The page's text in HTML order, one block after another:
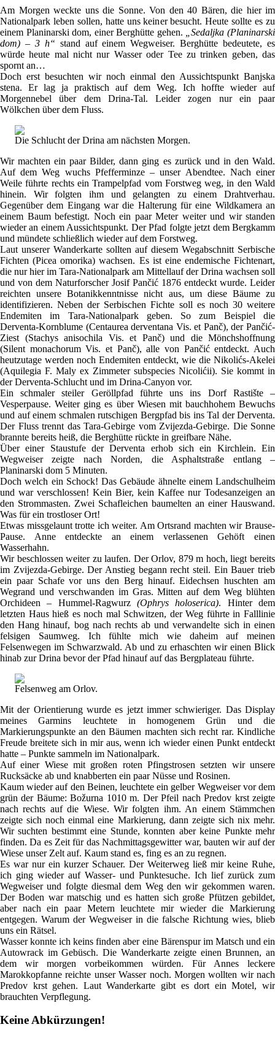
Am Morgen weckte uns die Sonne. Von den 40 Bären, die hier im
Nationalpark leben sollen, hatte uns keiner besucht. Heute sollte es zu
einem Planinarski dom, einer Berghütte gehen.
„Sedaljka (Planinarski
dom) – 3 h“ stand auf einem Wegweiser. Berghütte bedeutete, es
würde heute mal nicht nur Wasser oder Tee zu trinken geben, das
spornt an…
Doch erst besuchten wir noch einmal den Aussichtspunkt Banjska
stena. Er lag ja praktisch auf dem Weg. Ich hoffte wieder auf
Morgennebel über dem Drina-Tal. Leider zogen nur ein paar
Wölkchen über dem Fluss.
Die Schlucht der Drina am nächsten Morgen.
Wir machten ein paar Bilder, dann ging es zurück und in den Wald.
Auf dem Weg wuchs Pfefferminze – unser Abendtee. Nach einer
Weile führte rechts ein Trampelpfad vom Forstweg weg, in den Wald
hinein. Wir folgten ihm und gelangten zu einem Drahtverhau.
Gegenüber dem Eingang war die Halterung für eine Wildkamera an
einem Baum befestigt. Noch ein paar Meter weiter und wir standen
wieder an einem Aussichtspunkt. Der Pfad folgte jetzt dem Bergkamm
und mündete schließlich wieder auf dem Forstweg.
Laut unserer Wanderkarte sollten auf diesem Wegabschnitt Serbische
Fichten (Picea omorika) wachsen. Es ist eine endemische Fichtenart,
die nur hier im Tara-Nationalpark am Mittellauf der Drina wachsen soll
und von dem Naturforscher Josif Pančić 1876 entdeckt wurde. Leider
reichten unsere Botanikkenntnisse nicht aus, um diese Bäume zu
identifizieren. Neben der Serbischen Fichte soll es noch 30 weitere
Endemiten im Tara-Nationalpark geben. So zum Beispiel die
Derventa-Kornblume (Centaurea derventana Vis. et Panč), der Pančić-
Ziest (Stachys anisochila Vis. et Panč) und die Mönchshoffnung
(Silent monachorum Vis. et Panč), alle von Pančić entdeckt. Auch
heutzutage werden noch Endemiten entdeckt, wie die Nikolićs-Akelei
(Aquilegia F. Maly ex Zimmeter subspecies Nicolićii). Sie kommt in
der Derventa-Schlucht und im Drina-Canyon vor.
Ein schmaler steiler Geröllpfad führte uns ins Dorf Rastište –
Vesperpause. Weiter ging es über Wiesen mit bauchhohem Bewuchs
und auf einem schmalen rutschigen Bergpfad bis ins Tal der Derventa.
Der Fluss trennt das Tara-Gebirge vom Zvijezda-Gebirge. Die Sonne
brannte bereits heiß, die Berghütte rückte in greifbare Nähe.
Über einer Staustufe der Derventa erhob sich ein Kirchlein. Ein
Wegweiser zeigte nach Norden, die Asphaltstraße entlang –
Planinarski dom 5 Minuten.
Doch welch ein Schock! Das Gebäude ähnelte einem Landschulheim
und war verschlossen! Kein Bier, kein Kaffee nur Todesanzeigen an
den Strommasten. Zwei Schafleichen baumelten an einer Hauswand.
Was für ein trostloser Ort!
Etwas missgelaunt trotte ich weiter. Am Ortsrand machten wir Brause-
Pause. Anne entdeckte an einem verlassenen Gehöft einen
Wasserhahn.
Wir beschlossen weiter zu laufen. Der Orlov, 879 m hoch, liegt bereits
im Zvijezda-Gebirge. Der Anstieg begann recht steil. Ein Bauer trieb
ein paar Schafe vor uns den Berg hinauf. Eidechsen huschten am
Wegrand und verschwanden im Gras. Mitten auf dem Weg blühten
Orchideen – Hummel-Ragwurz (Ophrys holoserica). Hinter dem
letzten Haus hieß es noch mal Schwitzen, der Weg führte in Falllinie
den Hang hinauf, bog nach rechts ab und verwandelte sich in einen
felsigen Saumweg. Ich fühlte mich wie daheim auf meinen
Felsenwegen im Schwarzwald. Ab und zu erhaschten wir einen Blick
hinab zur Drina bevor der Pfad hinauf auf das Bergplateau führte.
Felsenweg am Orlov.
Mit der Orientierung wurde es jetzt immer schwieriger. Das Display
meines Garmins leuchtete in homogenem Grün und die
Markierungspunkte an den Bäumen machten sich recht rar. Kindliche
Freude breitete sich in mir aus, wenn ich wieder einen Punkt entdeckt
hatte – Punkte sammeln im Nationalpark.
Auf einer Wiese mit großen roten Pfingstrosen setzten wir unsere
Rucksäcke ab und knabberten ein paar Nüsse und Rosinen.
Kaum wieder auf den Beinen, leuchtete ein gelber Wegweiser vor dem
grün der Bäume: Božurna 1010 m. Der Pfeil nach Predov krst zeigte
nach rechts auf die Wiese. Wir folgten ihm. An einem Stämmchen
zeigte sich noch einmal eine Markierung, dann zeigte sich nix mehr.
Wir suchten bestimmt eine Stunde, konnten aber keine Punkte mehr
finden. Da es Zeit für das Nachmittagsgewitter war, bauten wir auf der
Wiese unser Zelt auf. Kaum stand es, fing es an zu regnen.
Es war nur ein kurzer Schauer. Der Weiterweg ließ mir keine Ruhe,
ich ging wieder auf Wasser- und Punktesuche. Ich lief zurück zum
Wegweiser und folgte diesmal dem Weg den wir gekommen waren.
Der Boden war matschig und es hatten sich große Pfützen gebildet,
aber nach ein paar Metern leuchtete mir wieder die Markierung
entgegen. Warum der Wegweiser in die falsche Richtung wies, blieb
uns ein Rätsel.
Wasser konnte ich keins finden aber eine Bärenspur im Matsch und ein
Autowrack im Gebüsch. Die Wanderkarte zeigte einen Brunnen, an
dem wir morgen vorbeikommen würden. Für Annes leckere
Marokkopfanne reichte unser Wasser noch. Morgen wollten wir nach
Predov krst gehen. Laut Wanderkarte gibt es dort ein Motel, wir
brauchten Verpflegung.
Keine Abkürzungen!